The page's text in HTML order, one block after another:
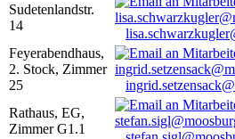
Sudetenlandstr.
14
Feyerabendhaus,
2. Stock, Zimmer
25
Rathaus, EG,
Zimmer G1.1